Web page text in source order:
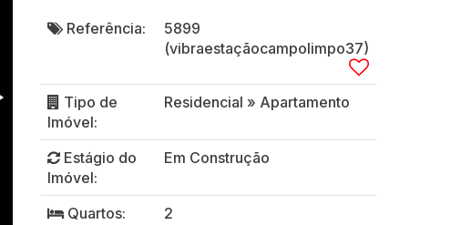
Referência:
5899
(vibraestaçãocampolimpo37)
Tipo de
Imóvel:
Residencial » Apartamento
Estágio do
Imóvel:
Em Construção
Quartos:
2